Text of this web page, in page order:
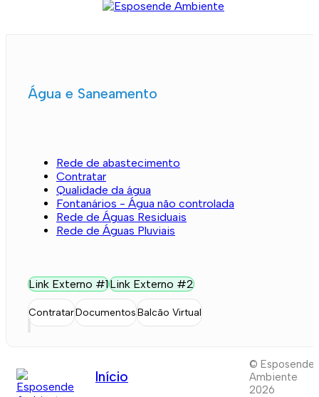
Água e Saneamento
Rede de abastecimento
Contratar
Qualidade da água
Fontanários - Água não controlada
Rede de Águas Residuais
Rede de Águas Pluviais
Link Externo #1Link Externo #2
ContratarDocumentosBalcão Virtual
Início
© Esposende
Ambiente
2026